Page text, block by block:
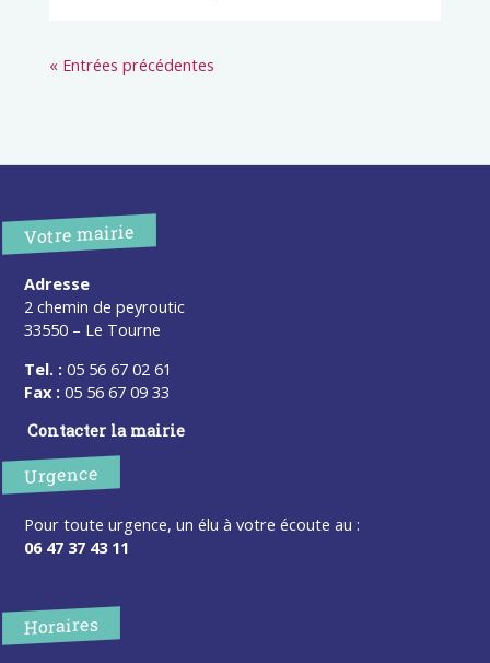
« Entrées précédentes
Votre mairie
Adresse
2 chemin de peyroutic
33550 – Le Tourne
Tel. : 05 56 67 02 61
Fax : 05 56 67 09 33
Contacter la mairie
Urgence
Pour toute urgence, un élu à votre écoute au :
06 47 37 43 11
Horaires